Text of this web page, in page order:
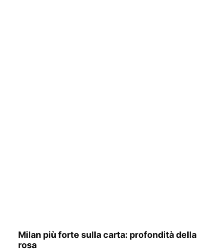
milan più forte sulla carta: profondità della
rosa